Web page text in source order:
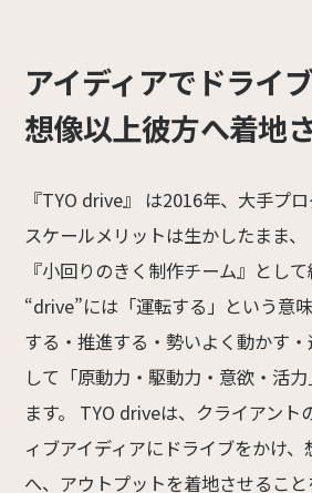
アイディアでドライ
想像以上彼方へ着地
『TYO drive』 は2016年、大手プ
スケールメリットは生かしたまま、
『小回りのきく制作チーム』として
“drive”には「運転する」という意
する・推進する・勢いよく動かす
して「原動力・駆動力・意欲・活
ます。 TYO driveは、クライアント
ィブアイディアにドライブをかけ
へ、アウトプットを着地させること